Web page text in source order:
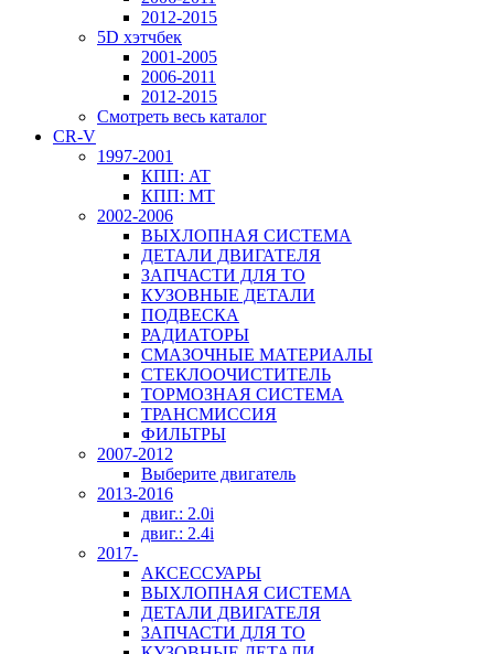
2012-2015
5D хэтчбек
2001-2005
2006-2011
2012-2015
Смотреть весь каталог
CR-V
1997-2001
КПП: AT
КПП: MT
2002-2006
ВЫХЛОПНАЯ СИСТЕМА
ДЕТАЛИ ДВИГАТЕЛЯ
ЗАПЧАСТИ ДЛЯ ТО
КУЗОВНЫЕ ДЕТАЛИ
ПОДВЕСКА
РАДИАТОРЫ
СМАЗОЧНЫЕ МАТЕРИАЛЫ
СТЕКЛООЧИСТИТЕЛЬ
ТОРМОЗНАЯ СИСТЕМА
ТРАНСМИССИЯ
ФИЛЬТРЫ
2007-2012
Выберите двигатель
2013-2016
двиг.: 2.0i
двиг.: 2.4i
2017-
АКСЕССУАРЫ
ВЫХЛОПНАЯ СИСТЕМА
ДЕТАЛИ ДВИГАТЕЛЯ
ЗАПЧАСТИ ДЛЯ ТО